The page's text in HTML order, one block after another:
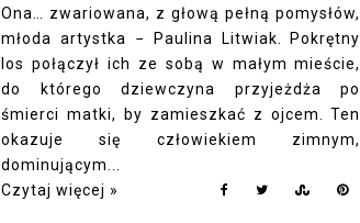
Ona… zwariowana, z głową pełną pomysłów,
młoda artystka − Paulina Litwiak. Pokrętny
los połączył ich ze sobą w małym mieście,
do którego dziewczyna przyjeżdża po
śmierci matki, by zamieszkać z ojcem. Ten
okazuje się człowiekiem zimnym,
dominującym...
Czytaj więcej »